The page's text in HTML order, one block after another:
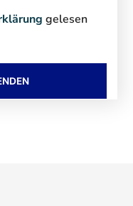
gelesen